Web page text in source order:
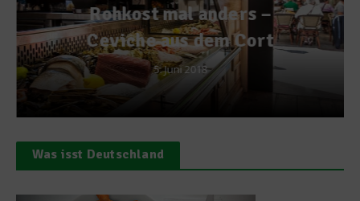
Rohkost mal anders –
Ceviche aus dem Cort
5. Juni 2018
Was isst Deutschland